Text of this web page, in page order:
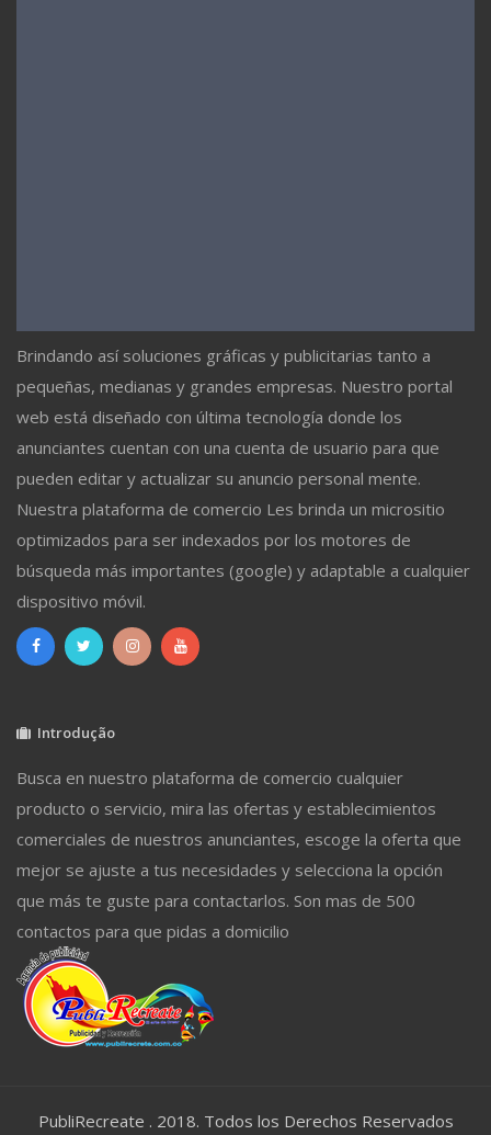
Brindando así soluciones gráficas y publicitarias tanto a
pequeñas, medianas y grandes empresas. Nuestro portal
web está diseñado con última tecnología donde los
anunciantes cuentan con una cuenta de usuario para que
pueden editar y actualizar su anuncio personal mente.
Nuestra plataforma de comercio Les brinda un micrositio
optimizados para ser indexados por los motores de
búsqueda más importantes (google) y adaptable a cualquier
dispositivo móvil.
Introdução
Busca en nuestro plataforma de comercio cualquier
producto o servicio, mira las ofertas y establecimientos
comerciales de nuestros anunciantes, escoge la oferta que
mejor se ajuste a tus necesidades y selecciona la opción
que más te guste para contactarlos. Son mas de 500
contactos para que pidas a domicilio
PubliRecreate . 2018. Todos los Derechos Reservados